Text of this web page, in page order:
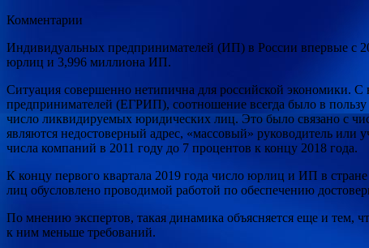
Комментарии
Индивидуальных предпринимателей (ИП) в России впервые с
юрлиц и 3,996 миллиона ИП.
Ситуация совершенно нетипична для российской экономики. С
предпринимателей (ЕГРИП), соотношение всегда было в
число ликвидируемых юридических лиц. Это было связано с
являются недостоверный адрес, «массовый» руководитель
числа компаний в 2011 году до 7 процентов к концу 2018 года.
К концу первого квартала 2019 года число юрлиц и ИП в
лиц обусловлено проводимой работой по обеспечению
По мнению экспертов, такая динамика объясняется еще и тем,
к ним меньше требований.